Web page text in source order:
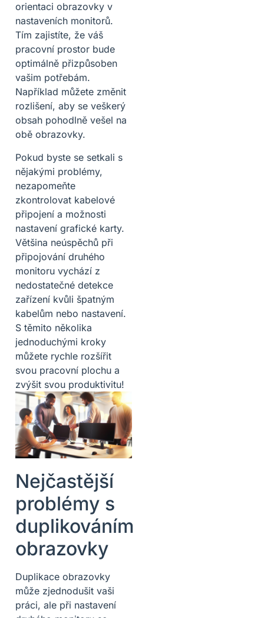
orientaci obrazovky v
nastaveních monitorů.
Tím zajistíte, že váš
pracovní prostor bude
optimálně přizpůsoben
vašim potřebám.
Například můžete změnit
rozlišení, aby se veškerý
obsah pohodlně vešel na
obě obrazovky.
Pokud byste se setkali s
nějakými problémy,
nezapomeňte
zkontrolovat kabelové
připojení a možnosti
nastavení grafické karty.
Většina neúspěchů při
připojování druhého
monitoru vychází z
nedostatečné detekce
zařízení kvůli špatným
kabelům nebo nastavení.
S těmito několika
jednoduchými kroky
můžete rychle rozšířit
svou pracovní plochu a
zvýšit svou produktivitu!
Nejčastější
problémy s
duplikováním
obrazovky
Duplikace obrazovky
může zjednodušit vaši
práci, ale při nastavení